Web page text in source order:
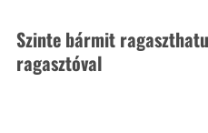
Szinte bármit
ragasztóval